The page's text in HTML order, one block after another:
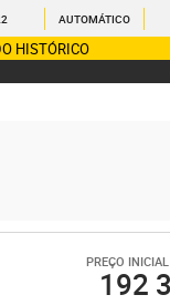
AUTOMÁTICO
HISTÓRICO
PREÇO
192